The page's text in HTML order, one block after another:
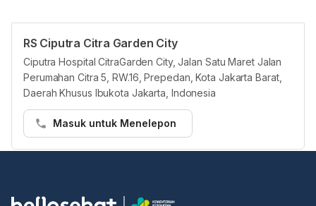
RS Ciputra Citra Garden City
Ciputra Hospital CitraGarden City, Jalan Satu Maret Jalan
Perumahan Citra 5, RW.16, Prepedan, Kota Jakarta Barat,
Daerah Khusus Ibukota Jakarta, Indonesia
Masuk untuk Menelepon
Panduan Pasien
Pasien dapat membuat janji temu di RS Ciputra Garden City di
platform Hello Sehat melalui cara berikut:
Langkah 1:
• Buka https://hellosehat.com/care/ dan klik “Booking dokter”
• Masukkan "RS Ciputra Garden City" di kotak pencarian
• Pilih waktu ujian dan klik kotak "Lanjutkan untuk membuat